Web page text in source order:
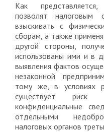
Как
позволят налоговым
взыскивать с
сборам, а также
другой стороны,
использованы ими и в
выявления фактов
незаконной
тому же, в условиях
существует риск
конфиденциальные
отдельными
налоговых органов